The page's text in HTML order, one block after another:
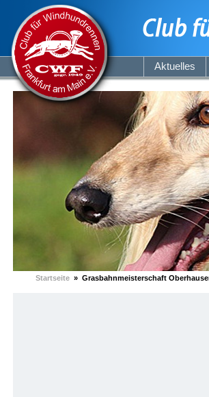
Aktuelles
Startseite » Grasbahnmeisterschaft